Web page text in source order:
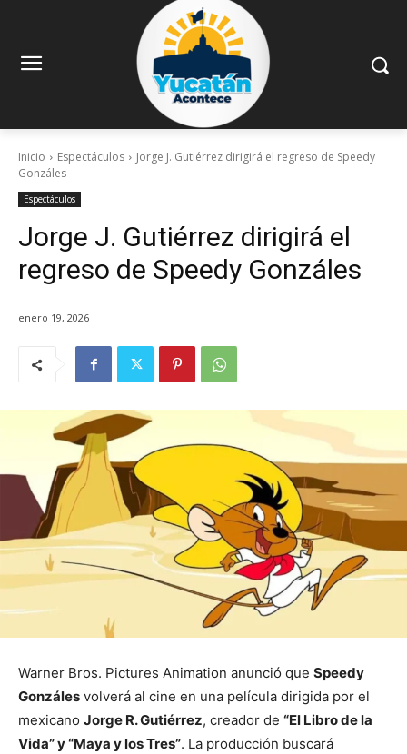
Inicio Espectáculos
Jorge J. Gutiérrez dirigirá el regreso de Speedy
Gonzáles
Espectáculos
Jorge J. Gutiérrez dirigirá el
regreso de Speedy Gonzáles
enero 19, 2026
Warner Bros. Pictures Animation anunció que Speedy
Gonzáles volverá al cine en una película dirigida por el
mexicano Jorge R. Gutiérrez, creador de “El Libro de la
Vida” y “Maya y los Tres”. La producción buscará